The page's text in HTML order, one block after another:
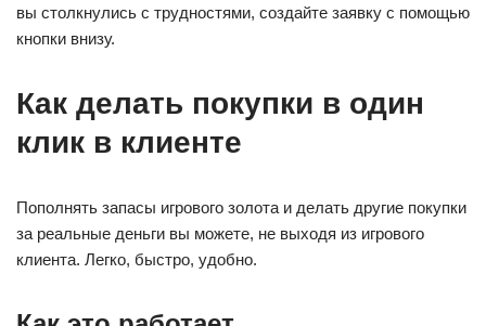
вы столкнулись с трудностями, создайте заявку с помощью
кнопки внизу.
Как делать покупки в один
клик в клиенте
Пополнять запасы игрового золота и делать другие покупки
за реальные деньги вы можете, не выходя из игрового
клиента. Легко, быстро, удобно.